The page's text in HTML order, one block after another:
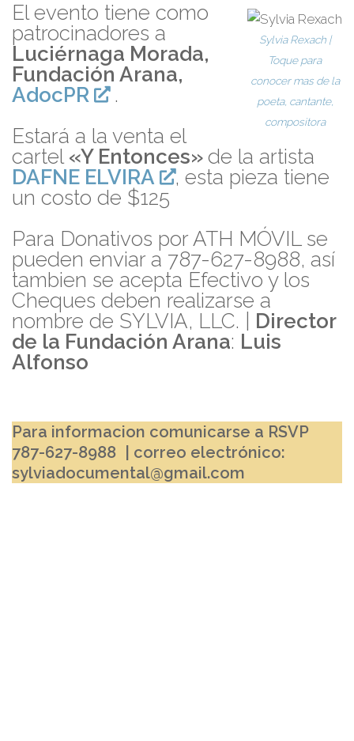
Sylvia Rexach |
Toque para
conocer mas de la
poeta, cantante,
compositora
El evento tiene como
patrocinadores a
Luciérnaga Morada,
Fundación Arana,
AdocPR
.
Estará a la venta el
cartel «Y Entonces» de la artista
DAFNE ELVIRA
, esta pieza tiene
un costo de $125
Para Donativos por ATH MÓVIL se
pueden enviar a 787-627-8988, así
tambien se acepta Efectivo y los
Cheques deben realizarse a
nombre de SYLVIA, LLC. | Director
de la Fundación Arana: Luis
Alfonso
Para informacion comunicarse a RSVP
787-627-8988
| correo electrónico:
sylviadocumental@gmail.com